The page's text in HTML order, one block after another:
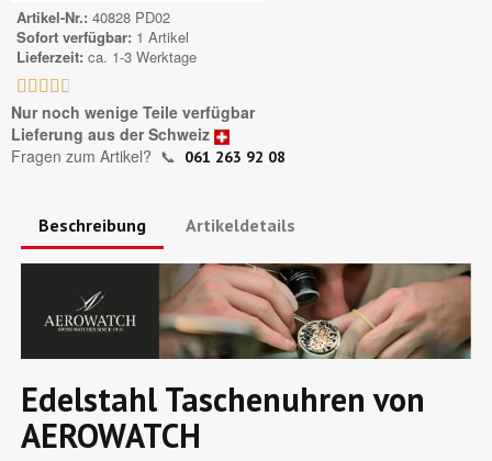
Artikel-Nr. 40828 PD02
Sofort verfügbar 1 Artikel
Lieferzeit ca. 1-3 Werktage
    
Nur noch wenige Teile verfügbar
Lieferung aus der Schweiz
Fragen zum Artikel? 📞 061 263 92 08
Beschreibung Artikeldetails
Edelstahl Taschenuhren von
AEROWATCH